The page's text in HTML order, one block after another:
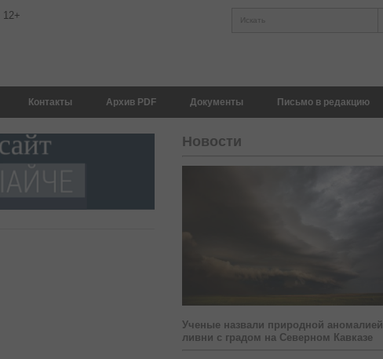
12+ Искать
Контакты Архив PDF Документы Письмо в редакцию
Новости
Ученые назвали природной аномалией
ливни с градом на Северном Кавказе